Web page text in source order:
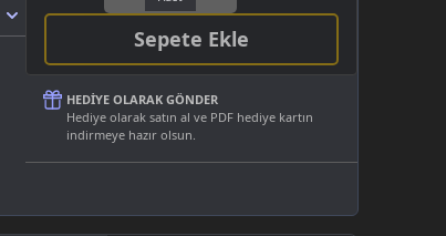
Sepete Ekle
HEDIYE OLARAK GÖNDER
Hediye olarak satın al ve PDF hediye kartın
indirmeye hazır olsun.